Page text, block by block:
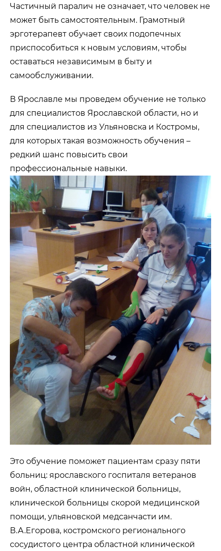
Частичный паралич не означает, что человек не
может быть самостоятельным. Грамотный
эрготерапевт обучает своих подопечных
приспособиться к новым условиям, чтобы
оставаться независимым в быту и
самообслуживании.
В Ярославле мы проведем обучение не только
для специалистов Ярославской области, но и
для специалистов из Ульяновска и Костромы,
для которых такая возможность обучения –
редкий шанс повысить свои
профессиональные навыки.
Это обучение поможет пациентам сразу пяти
больниц: ярославского госпиталя ветеранов
войн, областной клинической больницы,
клинической больницы скорой медицинской
помощи, ульяновской медсанчасти им.
В.А.Егорова, костромского регионального
сосудистого центра областной клинической